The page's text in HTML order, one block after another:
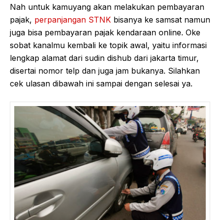
Nah untuk kamuyang akan melakukan pembayaran
pajak, perpanjangan STNK bisanya ke samsat namun
juga bisa pembayaran pajak kendaraan online. Oke
sobat kanalmu kembali ke topik awal, yaitu informasi
lengkap alamat dari sudin dishub dari jakarta timur,
disertai nomor telp dan juga jam bukanya. Silahkan
cek ulasan dibawah ini sampai dengan selesai ya.